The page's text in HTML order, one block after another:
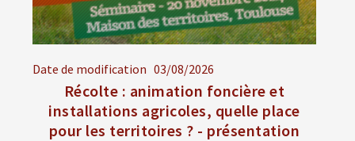
Date de modification 03/08/2026
Récolte : animation foncière et
installations agricoles, quelle place
pour les territoires ? - présentation